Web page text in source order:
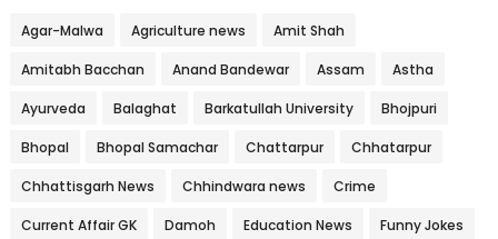
Agar-Malwa Agriculture news Amit Shah
Amitabh Bacchan Anand Bandewar Assam Astha
Ayurveda Balaghat Barkatullah University Bhojpuri
Bhopal Bhopal Samachar Chattarpur Chhatarpur
Chhattisgarh News Chhindwara news Crime
Current Affair GK Damoh Education News Funny Jokes